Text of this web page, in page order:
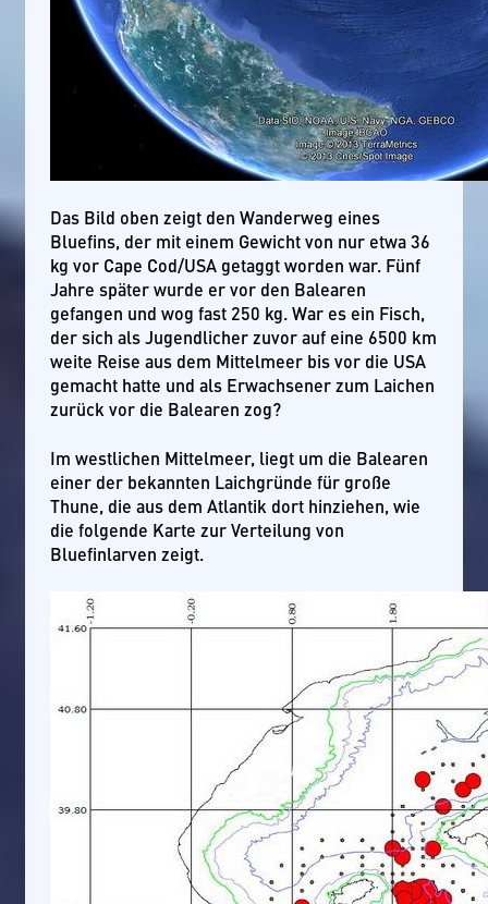
Das Bild oben zeigt den Wanderweg eines
Bluefins, der mit einem Gewicht von nur etwa 36
kg vor Cape Cod/USA getaggt worden war. Fünf
Jahre später wurde er vor den Balearen
gefangen und wog fast 250 kg. War es ein Fisch,
der sich als Jugendlicher zuvor auf eine 6500 km
weite Reise aus dem Mittelmeer bis vor die USA
gemacht hatte und als Erwachsener zum Laichen
zurück vor die Balearen zog?
Im westlichen Mittelmeer, liegt um die Balearen
einer der bekannten Laichgründe für große
Thune, die aus dem Atlantik dort hinziehen, wie
die folgende Karte zur Verteilung von
Bluefinlarven zeigt.